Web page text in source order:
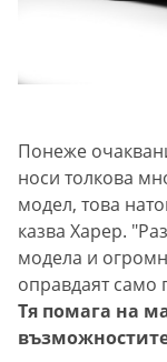
Понеже
носи толкова
модел, това
казва Харер.
модела и
оправдаят само
Тя помага на